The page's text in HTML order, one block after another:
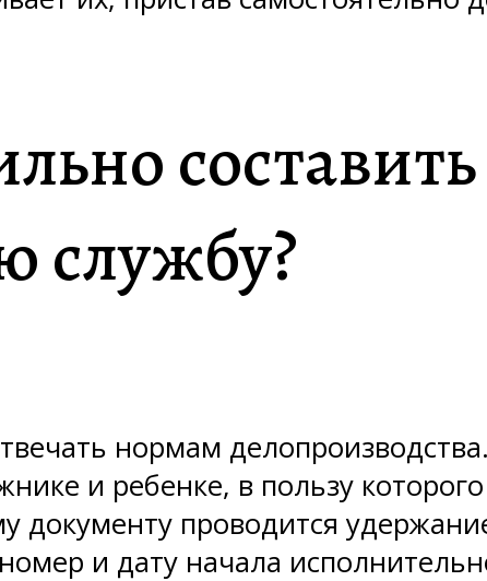
службу?
нормам
и ребенке, в пользу которого
документу проводится
и дату начала